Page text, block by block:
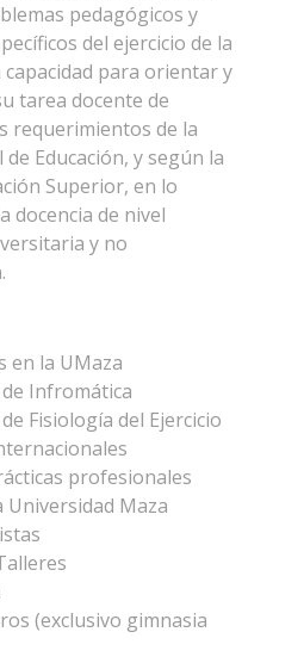
pedagógicos y
del ejercicio de la
capacidad para orientar y
tarea docente de
requerimientos de la
de Educación, y según la
Superior, en lo
docencia de nivel
y no
en la UMaza
Infromática
Fisiología del Ejercicio
profesionales
Universidad Maza
(exclusivo gimnasia